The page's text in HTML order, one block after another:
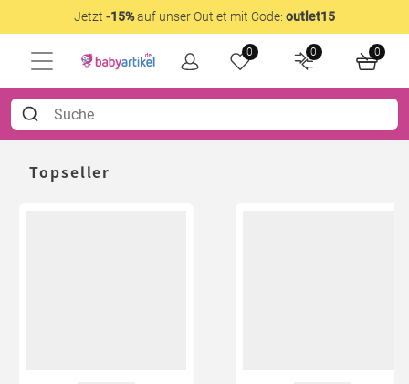
Jetzt -15%auf unser Outlet mit Code: outlet15
0 0 0
Topseller